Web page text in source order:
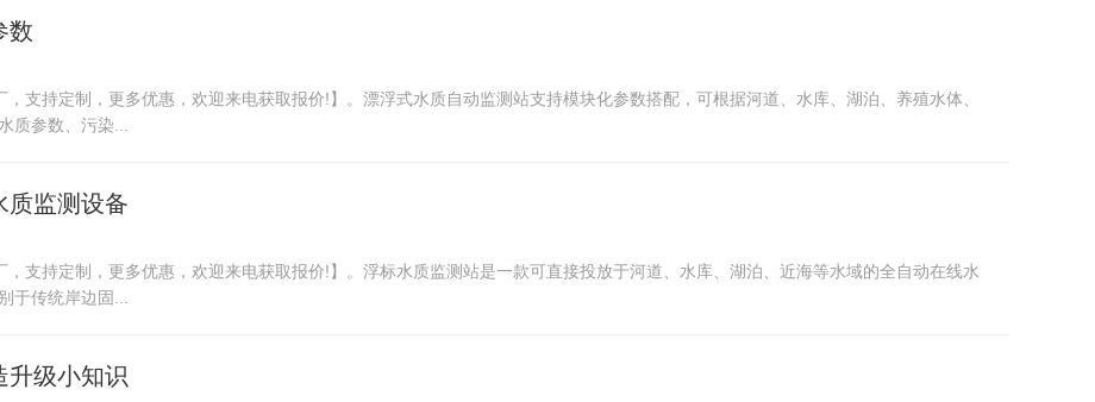
数
支持定制，更多优惠，欢迎来电获取报价!】。漂浮式水质自动监测站支持模块化参数搭配，可根据河道、水库、湖泊、养殖水体、
质参数、污染...
质监测设备
，支持定制，更多优惠，欢迎来电获取报价!】。浮标水质监测站是一款可直接投放于河道、水库、湖泊、近海等水域的全自动在线水
于传统岸边固...
升级小知识